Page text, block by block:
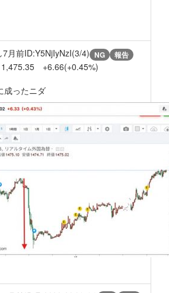
7月前ID:Y5NjIyNzI(3/4) NG 報告
+6.66(+0.45%)
成ったニダ